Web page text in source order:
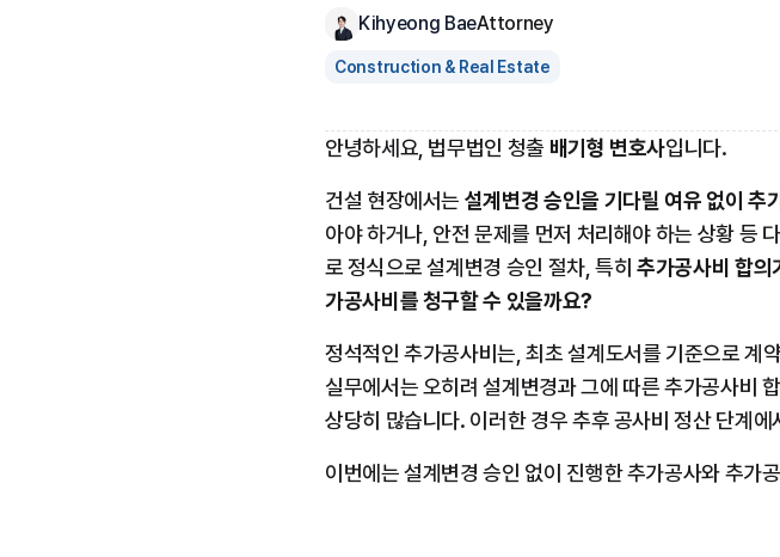
Kihyeong BaeAttorney
Construction & Real Estate
안녕하세요, 법무법인 청출 배기형 변호사입니다.
건설 현장에서는 설계변경 승인을 기다릴 여유 없이 추
아야 하거나, 안전 문제를 먼저 처리해야 하는 상황 등
로 정식으로 설계변경 승인 절차, 특히 추가공사비 합의
가공사비를 청구할 수 있을까요?
정석적인 추가공사비는, 최초 설계도서를 기준으로 계
실무에서는 오히려 설계변경과 그에 따른 추가공사비
상당히 많습니다. 이러한 경우 추후 공사비 정산 단계
이번에는 설계변경 승인 없이 진행한 추가공사와 추